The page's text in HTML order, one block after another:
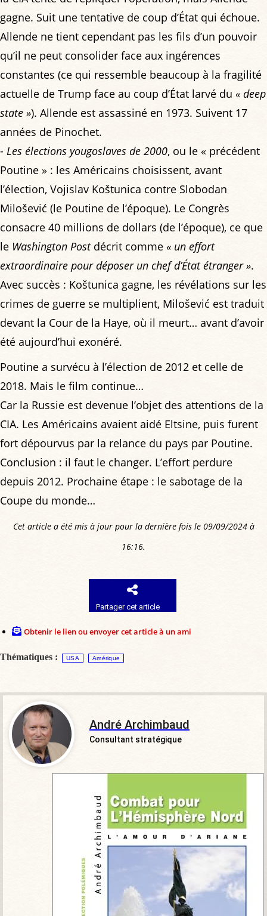
gagne. Suit une tentative de coup d’État qui échoue.
Allende ne tient cependant pas les fils d’un pouvoir
qu’il ne peut consolider face aux ingérences
constantes (ce qui ressemble beaucoup à la fragilité
actuelle de Trump face au coup d’État larvé du « deep
state »). Allende est assassiné en 1973. Suivent 17
années de Pinochet.
- Les élections yougoslaves de 2000, ou le « précédent
Poutine » : les Américains choisissent, avant
l’élection, Vojislav Koštunica contre Slobodan
Milošević (le Poutine de l’époque). Le Congrès
consacre 40 millions de dollars (de l’époque), ce que
le Washington Postdécrit comme « un effort
extraordinaire pour déposer un chef d’État étranger ».
Avec succès : Koštunica gagne, les révélations sur les
crimes de guerre se multiplient, Milošević est traduit
devant la Cour de la Haye, où il meurt… avant d’avoir
été aujourd’hui exonéré.
Poutine a survécu à l’élection de 2012 et celle de
2018. Mais le film continue…
Car la Russie est devenue l’objet des attentions de la
CIA. Les Américains avaient aidé Eltsine, puis furent
fort dépourvus par la relance du pays par Poutine.
Conclusion : il faut le changer. L’effort perdure
depuis 2012. Prochaine étape : le sabotage de la
Coupe du monde…
Cet article a été mis à jour pour la dernière fois le 09/09/2024 à
16:16.
Partager cet article
Obtenir le lien ou envoyer cet article à un ami
Thématiques : USA Amérique
André Archimbaud
Consultant stratégique